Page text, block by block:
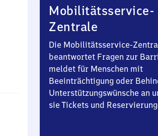
Mobilitätsservice-
Zentrale
Die Mobilitätsservice-
beantwortet Fragen zur
meldet für Menschen mit
Beeinträchtigung oder
Unterstützungswünsche an
sie Tickets und